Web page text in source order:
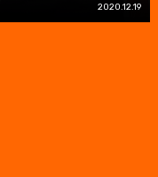
2020.12.19